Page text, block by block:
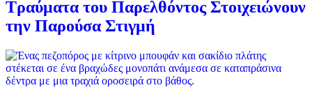
Τραύματα του Παρελθόντος Στοιχειώνουν
την Παρούσα Στιγμή